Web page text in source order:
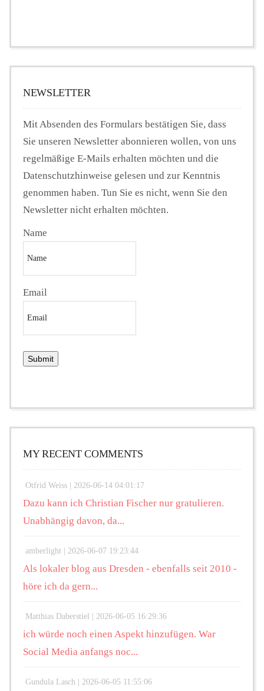
NEWSLETTER
Mit Absenden des Formulars bestätigen Sie, dass
Sie unseren Newsletter abonnieren wollen, von uns
regelmäßige E-Mails erhalten möchten und die
Datenschutzhinweise gelesen und zur Kenntnis
genommen haben. Tun Sie es nicht, wenn Sie den
Newsletter nicht erhalten möchten.
Name
Email
MY RECENT COMMENTS
Otfrid Weiss | 2026-06-14 04:01:17
Dazu kann ich Christian Fischer nur gratulieren.
Unabhängig davon, da...
amberlight | 2026-06-07 19:23:44
Als lokaler blog aus Dresden - ebenfalls seit 2010 -
höre ich da gern...
Matthias Daberstiel | 2026-06-05 16:29:36
ich würde noch einen Aspekt hinzufügen. War
Social Media anfangs noc...
Gundula Lasch | 2026-06-05 11:55:06